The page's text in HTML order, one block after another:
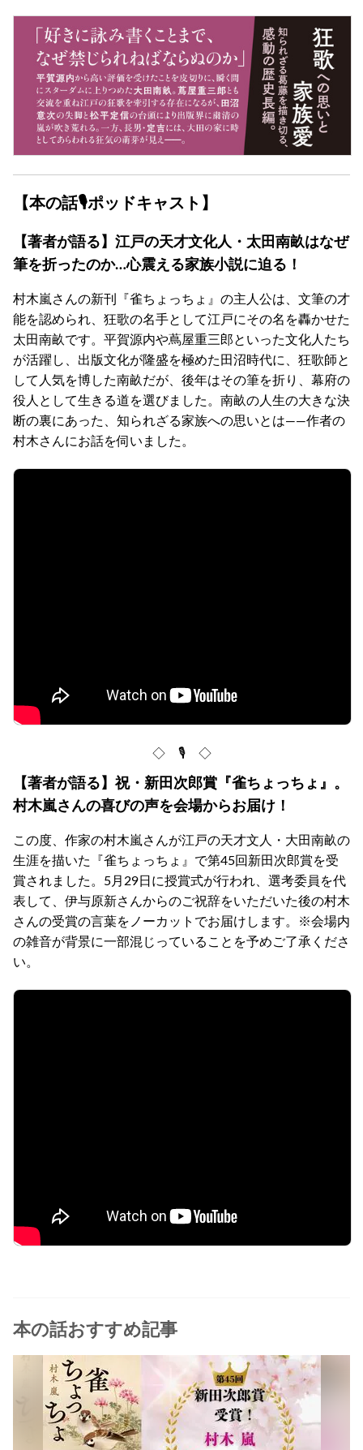
【本の話🎙ポッドキャスト】
【著者が語る】江戸の天才文化人・太田南畝はなぜ
筆を折ったのか…心震える家族小説に迫る！
村木嵐さんの新刊『雀ちょっちょ』の主人公は、文筆の才
能を認められ、狂歌の名手として江戸にその名を轟かせた
太田南畝です。平賀源内や蔦屋重三郎といった文化人たち
が活躍し、出版文化が隆盛を極めた田沼時代に、狂歌師と
して人気を博した南畝だが、後年はその筆を折り、幕府の
役人として生きる道を選びました。南畝の人生の大きな決
断の裏にあった、知られざる家族への思いとは――作者の
村木さんにお話を伺いました。
◇ 🎙 ◇
【著者が語る】祝・新田次郎賞『雀ちょっちょ』。
村木嵐さんの喜びの声を会場からお届け！
この度、作家の村木嵐さんが江戸の天才文人・大田南畝の
生涯を描いた『雀ちょっちょ』で第45回新田次郎賞を受
賞されました。5月29日に授賞式が行われ、選考委員を代
表して、伊与原新さんからのご祝辞をいただいた後の村木
さんの受賞の言葉をノーカットでお届けします。※会場内
の雑音が背景に一部混じっていることを予めご了承くださ
い。
本の話おすすめ記事